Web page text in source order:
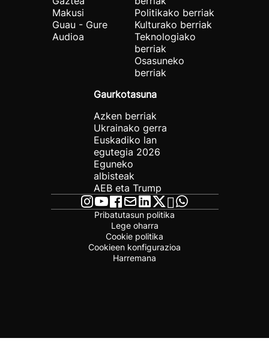
Makusi
Guau - Gure
Audioa
Politikako berriak
Kulturako berriak
Teknologiako
berriak
Osasuneko
berriak
Gaurkotasuna
Azken berriak
Ukrainako gerra
Euskadiko lan
egutegia 2026
Eguneko
albisteak
AEB eta Trump
Pribatutasun politika
Lege oharra
Cookie politika
Cookieen konfigurazioa
Harremana